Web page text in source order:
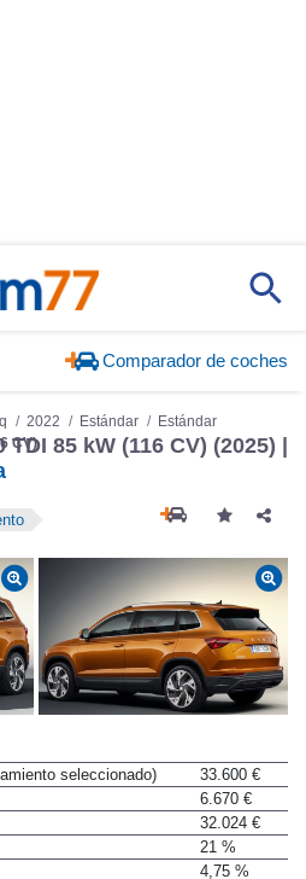
2022 Estándar
Estándar
CV)
85 kW (116 CV) (2025) |
seleccionado)
33.600 €
6.670 €
32.024 €
21 %